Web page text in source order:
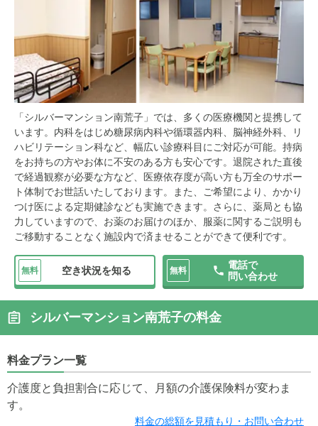
「シルバーマンション南荒子」では、多くの医療機関と提携して
います。内科をはじめ糖尿病内科や循環器内科、脳神経外科、リ
ハビリテーション科など、幅広い診療科目にご対応が可能。持病
をお持ちの方やお体に不安のある方も安心です。退院された直後
で経過観察が必要な方など、医療依存度が高い方も万全のサポー
ト体制でお世話いたしております。また、ご希望により、かかり
つけ医による定期健診なども実施できます。さらに、薬局とも協
力していますので、お薬のお届けのほか、服薬に関するご説明も
ご移動することなく施設内で済ませることができて便利です。
無料 空き状況を知る 無料
電話で
問い合わせ
シルバーマンション南荒子の料金
料金プラン一覧
介護度と負担割合に応じて、月額の介護保険料が変わま
す。
料金の総額を見積もり・お問い合わせ